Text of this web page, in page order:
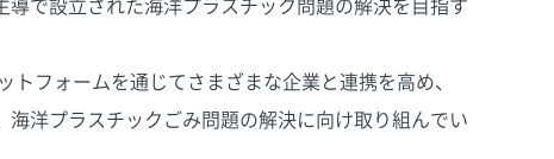
で設立された海洋プラスチック問題の解決を目指す
トフォームを通じてさまざまな企業と連携を高め、
洋プラスチックごみ問題の解決に向け取り組んでい